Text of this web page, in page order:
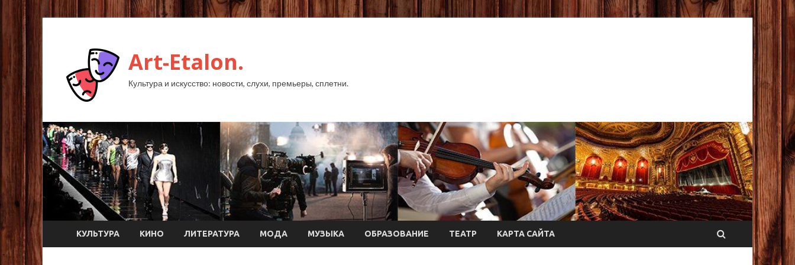
Art-Etalon.
Культура и искусство: новости, слухи, премьеры, сплетни.
КУЛЬТУРА КИНО ЛИТЕРАТУРА МОДА МУЗЫКА ОБРАЗОВАНИЕ ТЕАТР КАРТА САЙТА